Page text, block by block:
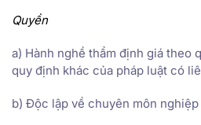
Quyền
a) Hành nghề thẩm định giá theo
quy định khác của pháp luật có
b) Độc lập về chuyên môn nghiệp